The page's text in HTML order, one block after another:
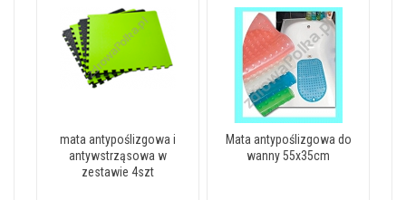
mata antypoślizgowa i
antywstrząsowa w
zestawie 4szt
Mata antypoślizgowa do
wanny 55x35cm